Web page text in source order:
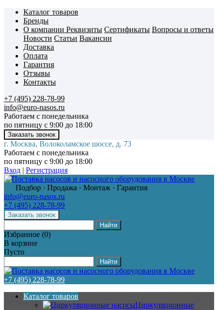
Каталог товаров
Бренды
О компании Реквизиты Сертификаты Вопросы и ответы
Новости Статьи Вакансии
Доставка
Оплата
Гарантия
Отзывы
Контакты
+7 (495) 228-78-99
info@euro-nasos.ru
Работаем с понедельника
по пятницу с 9:00 до 18:00
г. Москва, Волоколамское шоссе, д. 73
Работаем с понедельника
по пятницу с 9:00 до 18:00
Вход | Регистрация
Подбор · Продажа · Монтаж · Гарантия
info@euro-nasos.ru
+7 (495) 228-78-99
Избранное (0)
В корзине
Пусто
+7 (495) 228-78-99
Каталог товаров
Циркуляционные